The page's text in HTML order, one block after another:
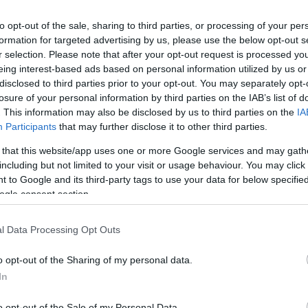
opt-out of the sale, sharing to third parties, or processing of your
for targeted advertising by us, please use the below opt-out
selection. Please note that after your opt-out request is processed
interest-based ads based on personal information utilized by us
to third parties prior to your opt-out. You may separately
of your personal information by third parties on the IAB’s list of
This information may also be disclosed by us to third parties on the
Participants that may further disclose it to other third parties.
that this website/app uses one or more Google services and may
but not limited to your visit or usage behaviour. You may
to Google and its third-party tags to use your data for below
consent section.
Data Processing Opt Outs
opt-out of the Sharing of my personal data.
Link másolása
is harcol a koronavírus-járvány ellen:
egészségügyet. Teszteket és különböző
Egyik logisztikus barátját segítette ki,
időben eljussanak a szükséges
volt, amikor Tomi felajánlotta, hogy